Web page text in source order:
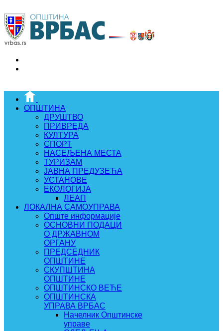
ОПШТИНА
ДРУШТВО
ПРИВРЕДА
КУЛТУРА
СПОРТ
НАСЕЉЕНА МЕСТА
ТУРИЗАМ
ЈАВНА ПРЕДУЗЕЋА
УСТАНОВЕ
ЕКОЛОГИЈА
ЛЕАП
ЛОКАЛНА САМОУПРАВА
Опште информације
ОСНОВНИ ПОДАЦИ
О ДРЖАВНОМ
ОРГАНУ
ПРЕДСЕДНИК
ОПШТИНЕ
СКУПШТИНА
ОПШТИНЕ
ОПШТИНСКО ВЕЋЕ
ОПШТИНСКА
УПРАВА ВРБАС
Начелник Општинске
управе